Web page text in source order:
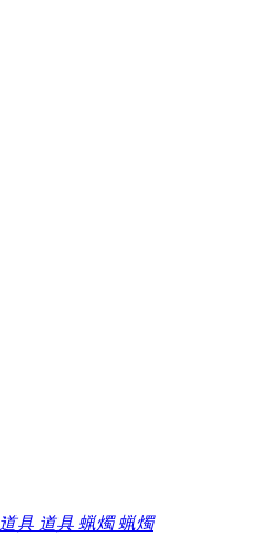
道具 道具 蝋燭 蝋燭